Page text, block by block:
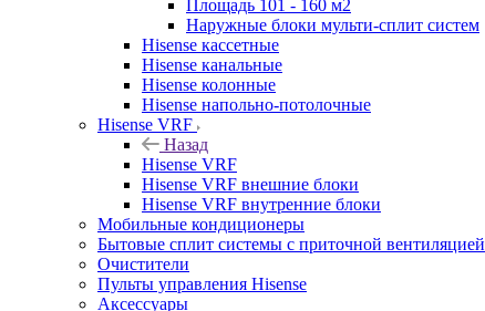
Площадь 101 - 160 м2
Наружные блоки мульти-сплит систем
Hisense кассетные
Hisense канальные
Hisense колонные
Hisense напольно-потолочные
Hisense VRF
Назад
Hisense VRF
Hisense VRF внешние блоки
Hisense VRF внутренние блоки
Мобильные кондиционеры
Бытовые сплит системы с приточной вентиляцией
Очистители
Пульты управления Hisense
Аксессуары